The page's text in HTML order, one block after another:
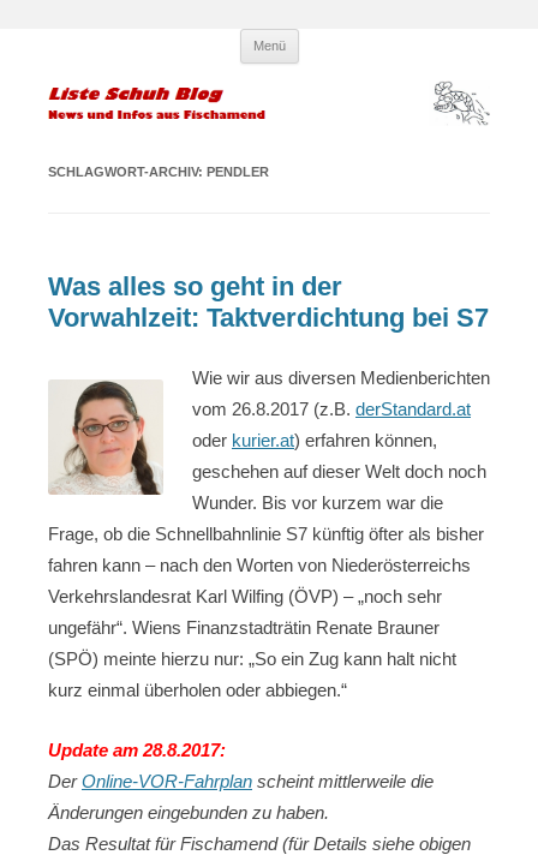
Liste Schuh Blog – KPÖ
Fischamend – Kommunisten und
Parteilose
Infos und News aus Fischamend
Menü
SCHLAGWORT-ARCHIV: PENDLER
Was alles so geht in der
Vorwahlzeit: Taktverdichtung bei S7
Wie wir aus diversen Medienberichten
vom 26.8.2017 (z.B. derStandard.at
oder kurier.at) erfahren können,
geschehen auf dieser Welt doch noch
Wunder. Bis vor kurzem war die
Frage, ob die Schnellbahnlinie S7 künftig öfter als bisher
fahren kann – nach den Worten von Niederösterreichs
Verkehrslandesrat Karl Wilfing (ÖVP) – „noch sehr
ungefähr“. Wiens Finanzstadträtin Renate Brauner
(SPÖ) meinte hierzu nur: „So ein Zug kann halt nicht
kurz einmal überholen oder abbiegen.“
Update am 28.8.2017:
DerOnline-VOR-Fahrplan scheint mittlerweile die
Änderungen eingebunden zu haben.
Das Resultat für Fischamend (für Details siehe obigen